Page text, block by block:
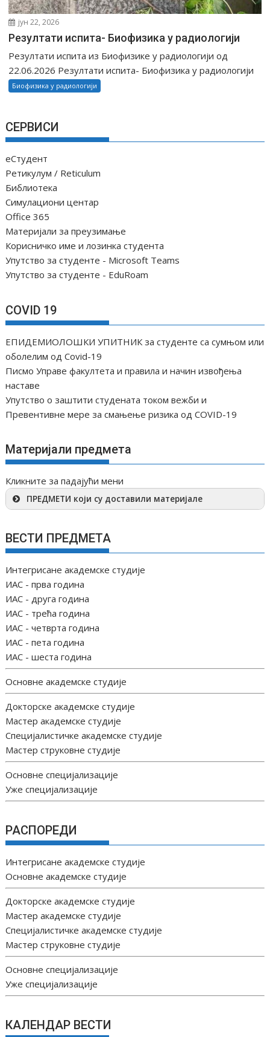
јун 22, 2026
Резултати испита- Биофизика у радиологији
Резултати испита из Биофизике у радиологији од
22.06.2026 Резултати испита- Биофизика у радиологији
Биофизика у радиологији
СЕРВИСИ
еСтудент
Ретикулум / Reticulum
Библиотека
Симулациони центар
Office 365
Материјали за преузимање
Корисничко име и лозинка студента
Упутство за студенте - Microsoft Teams
Упутство за студенте - EduRoam
COVID 19
ЕПИДЕМИОЛОШКИ УПИТНИК за студенте са сумњом или
оболелим од Covid-19
Писмо Управе факултета и правила и начин извођења
наставе
Упутство о заштити студената током вежби и
Превентивне мере за смањење ризика од COVID-19
Материјали предмета
Кликните за падајући мени
ПРЕДМЕТИ који су доставили материјале
ВЕСТИ ПРЕДМЕТА
Интегрисане академске студије
ИАС - прва година
ИАС - друга година
ИАС - трећа година
ИАС - четврта година
ИАС - пета година
ИАС - шеста година
Основне академске студије
Докторске академске студије
Мастер академске студије
Специјалистичке академске студије
Мастер струковне студије
Основне специјализације
Уже специјализације
РАСПОРЕДИ
Интегрисане академске студије
Основне академске студије
Докторске академске студије
Мастер академске студије
Специјалистичке академске студије
Мастер струковне студије
Основне специјализације
Уже специјализације
КАЛЕНДАР ВЕСТИ